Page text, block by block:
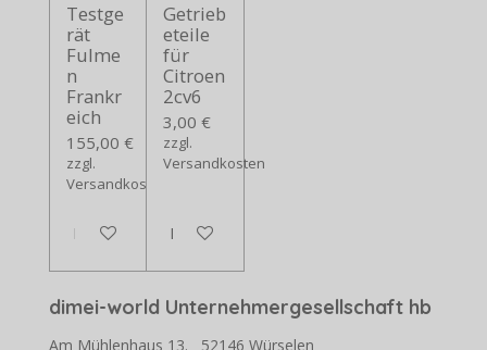
Testge
rät
Fulme
n
Frankr
eich
155,00 €
zzgl.
Versandkosten
In den Warenkorb
Getrieb
eteile
für
Citroen
2cv6
3,00 €
zzgl.
Versandkosten
In den Warenkorb
dimei-world Unternehmergesellschaft hb
Am Mühlenhaus 13. 52146 Würselen